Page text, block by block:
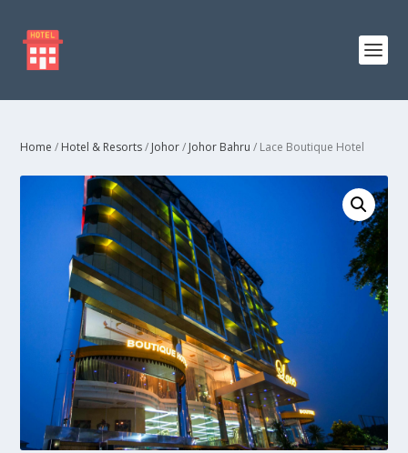
Home / Hotel & Resorts/ Johor/ Johor Bahru / Lace Boutique Hotel